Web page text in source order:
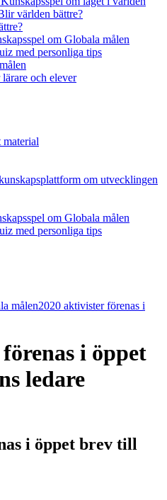
världen bättre?
om Globala målen
med personliga tips
och elever
om utvecklingen
om Globala målen
med personliga tips
målen2020 aktivister förenas i
i öppet
ledare
i öppet brev till